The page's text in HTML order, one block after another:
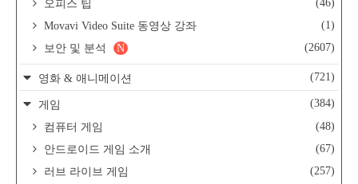
오피스 팁
(46)
Movavi Video Suite 동영상 강좌
(1)
보안 및 분석
(2607)
N
영화 & 애니메이션 (721)
게임
(384)
컴퓨터 게임
(48)
안드로이드 게임 소개
(67)
러브 라이브 게임
(257)